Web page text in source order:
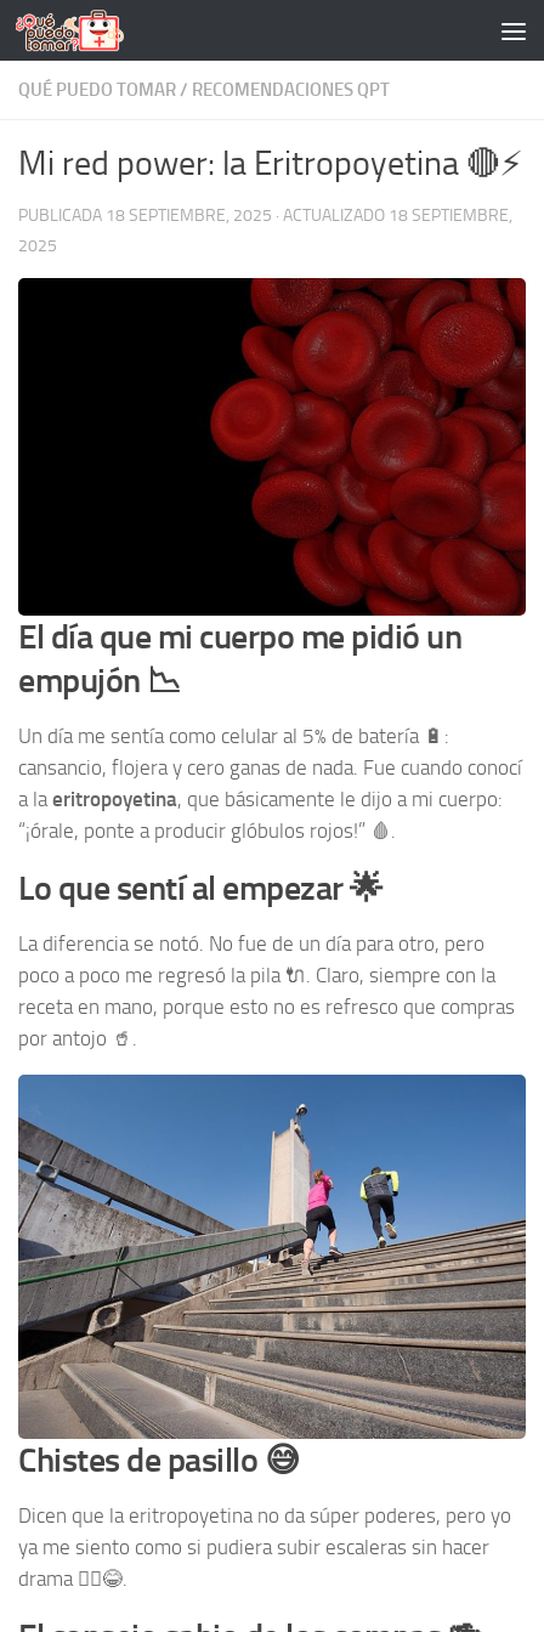
Saltar al contenido
QUÉ PUEDO TOMAR/ RECOMENDACIONES QPT
Mi red power: la Eritropoyetina 🔴⚡
PUBLICADA 18 SEPTIEMBRE, 2025 · ACTUALIZADO 18 SEPTIEMBRE,
2025
El día que mi cuerpo me pidió un
empujón 📉
Un día me sentía como celular al 5% de batería 🔋:
cansancio, flojera y cero ganas de nada. Fue cuando conocí
a laeritropoyetina, que básicamente le dijo a mi cuerpo:
“¡órale, ponte a producir glóbulos rojos!” 🩸.
Lo que sentí al empezar 🌟
La diferencia se notó. No fue de un día para otro, pero
poco a poco me regresó la pila 🔌. Claro, siempre con la
receta en mano, porque esto no es refresco que compras
por antojo 🥤.
Chistes de pasillo 😅
Dicen que la eritropoyetina no da súper poderes, pero yo
ya me siento como si pudiera subir escaleras sin hacer
drama 🏃‍♂️😂.